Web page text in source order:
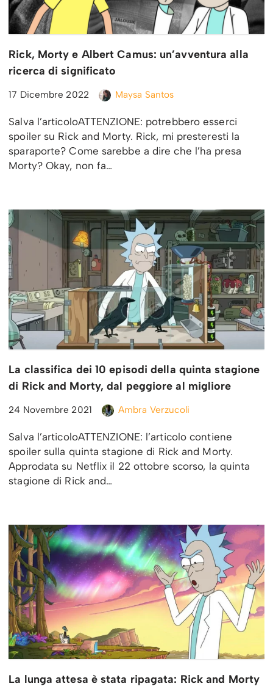
Rick, Morty e Albert Camus: un’avventura alla
ricerca di significato
17 Dicembre 2022 Maysa Santos
Salva l’articoloATTENZIONE: potrebbero esserci
spoiler su Rick and Morty. Rick, mi presteresti la
sparaporte? Come sarebbe a dire che l’ha presa
Morty? Okay, non fa…
La classifica dei 10 episodi della quinta stagione
di Rick and Morty, dal peggiore al migliore
24 Novembre 2021 Ambra Verzucoli
Salva l’articoloATTENZIONE: l’articolo contiene
spoiler sulla quinta stagione di Rick and Morty.
Approdata su Netflix il 22 ottobre scorso, la quinta
stagione di Rick and…
La lunga attesa è stata ripagata: Rick and Morty